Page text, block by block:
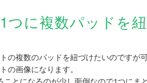
つに複数パッドを
の複数のパッドを紐づけたいのですが
の画像になります。